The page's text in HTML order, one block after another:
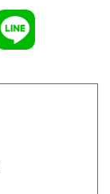
300円